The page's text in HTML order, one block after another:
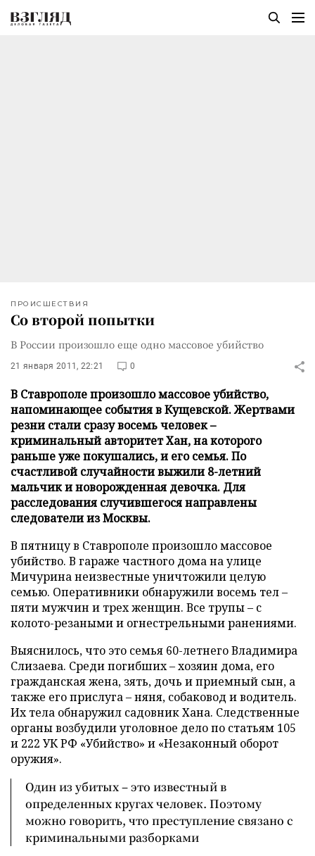
ПРОИСШЕСТВИЯ
Со второй попытки
В России произошло еще одно массовое убийство
21 января 2011, 22:21 0
В Ставрополе произошло массовое убийство,
напоминающее события в Кущевской. Жертвами
резни стали сразу восемь человек –
криминальный авторитет Хан, на которого
раньше уже покушались, и его семья. По
счастливой случайности выжили 8-летний
мальчик и новорожденная девочка. Для
расследования случившегося направлены
следователи из Москвы.
В пятницу в Ставрополе произошло массовое
убийство. В гараже частного дома на улице
Мичурина неизвестные уничтожили целую
семью. Оперативники обнаружили восемь тел –
пяти мужчин и трех женщин. Все трупы– с
колото-резаными и огнестрельными ранениями.
Выяснилось, что это семья 60-летнего Владимира
Слизаева. Среди погибших – хозяин дома, его
гражданская жена, зять, дочь и приемный сын, а
также его прислуга–няня, собаковод и водитель.
Их тела обнаружил садовник Хана. Следственные
органы возбудили уголовное дело по статьям 105
и 222 УК РФ «Убийство» и «Незаконный оборот
оружия».
Один из убитых – это известный в
определенных кругах человек. Поэтому
можно говорить, что преступление связано с
криминальными разборками